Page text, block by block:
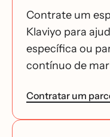
Contrate um
Klaviyo para
específica ou
contínuo de
Contratar um